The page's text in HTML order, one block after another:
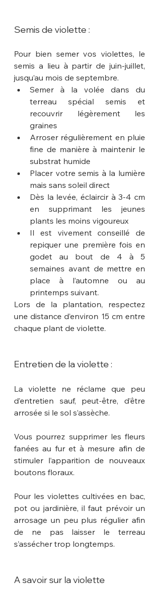
Semis de violette :
Pour bien semer vos violettes, le
semis a lieu à partir de juin-juillet,
jusqu’au mois de septembre.
Semer à la volée dans du
terreau spécial semis et
recouvrir légèrement les
graines
Arroser régulièrement en pluie
fine de manière à maintenir le
substrat humide
Placer votre semis à la lumière
mais sans soleil direct
Dès la levée, éclaircir à 3-4 cm
en supprimant les jeunes
plants les moins vigoureux
Il est vivement conseillé de
repiquer une première fois en
godet au bout de 4 à 5
semaines avant de mettre en
place à l’automne ou au
printemps suivant.
Lors de la plantation, respectez
une distance d’environ 15 cm entre
chaque plant de violette.
Entretien de la violette :
La violette ne réclame que peu
d’entretien sauf, peut-être, d’être
arrosée si le sol s’assèche.
Vous pourrez supprimer les fleurs
fanées au fur et à mesure afin de
stimuler l’apparition de nouveaux
boutons floraux.
Pour les violettes cultivées en bac,
pot ou jardinière, il faut prévoir un
arrosage un peu plus régulier afin
de ne pas laisser le terreau
s’assécher trop longtemps.
A savoir sur la violette